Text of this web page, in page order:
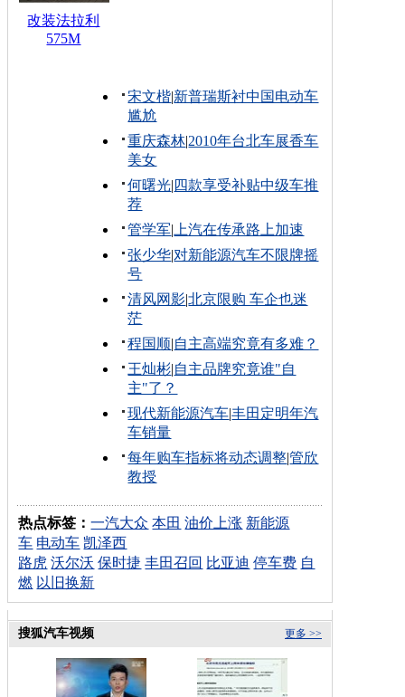
改装法拉利
575M
宋文楷|新普瑞斯衬中国电动车
尴尬
重庆森林|2010年台北车展香车
美女
何曙光| 四款享受补贴中级车推
荐
管学军| 上汽在传承路上加速
张少华|对新能源汽车不限牌摇
号
清风网影|北京限购 车企也迷
茫
程国顺|自主高端究竟有多难？
王灿彬|自主品牌究竟谁"自
主"了？
现代新能源汽车|丰田定明年汽
车销量
每年购车指标将动态调整|管欣
教授
热点标签：一汽大众 本田 油价上涨 新能源
车 电动车 凯泽西
路虎 沃尔沃 保时捷 丰田召回 比亚迪 停车费 自
燃 以旧换新
更多 >>
搜狐汽车视频